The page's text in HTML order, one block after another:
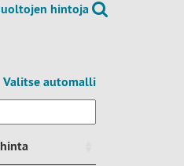
hintoja
Valitse automalli